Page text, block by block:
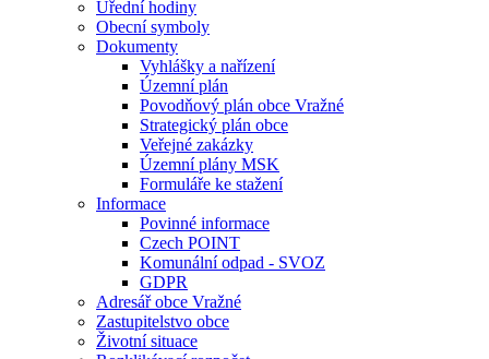
Úřední hodiny
Obecní symboly
Dokumenty
Vyhlášky a nařízení
Územní plán
Povodňový plán obce Vražné
Strategický plán obce
Veřejné zakázky
Územní plány MSK
Formuláře ke stažení
Informace
Povinné informace
Czech POINT
Komunální odpad - SVOZ
GDPR
Adresář obce Vražné
Zastupitelstvo obce
Životní situace